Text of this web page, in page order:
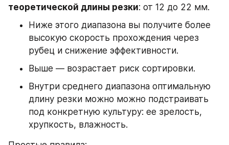
теоретической длины резки: от 12 до 22 мм.
Ниже этого диапазона вы получите более
высокую скорость прохождения через
рубец и снижение эффективности.
Выше — возрастает риск сортировки.
Внутри среднего диапазона оптимальную
длину резки можно можно подстраивать
под конкретную культуру: ее зрелость,
хрупкость, влажность.